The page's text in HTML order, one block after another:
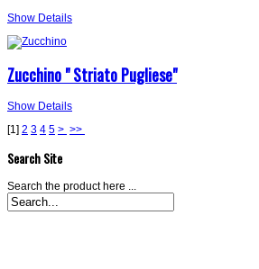
Show Details
Zucchino " Striato Pugliese"
Show Details
[1] 2 3 4 5 > >>
Search Site
Search the product here ...